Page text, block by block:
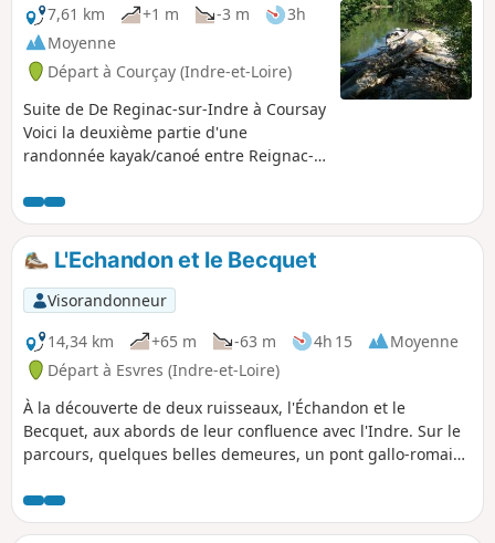
7,61 km
+1 m -3 m
3h
Moyenne
Départ à Courçay (Indre-et-Loire)
Suite de De Reginac-sur-Indre à Coursay
Voici la deuxième partie d'une
randonnée kayak/canoé entre Reignac-
l'Indre est bien différent que de voguer
sur la Loire. Il s'agit d'un cours d'eau
plus calme, sa faune et sa flore est plus
diversifiée et l'espace plus confiné... on
va lors de ce parcours rencontrer de
magnifiques demeures, des moulins et
des petits terrains privés.
L'Echandon et le Becquet
Visorandonneur
14,34 km
+65 m -63 m 4h 15
Moyenne
Départ à Esvres (Indre-et-Loire)
À la découverte de deux ruisseaux, l'Échandon et le
Becquet, aux abords de leur confluence avec l'Indre. Sur le
parcours, quelques belles demeures, un pont gallo-romain